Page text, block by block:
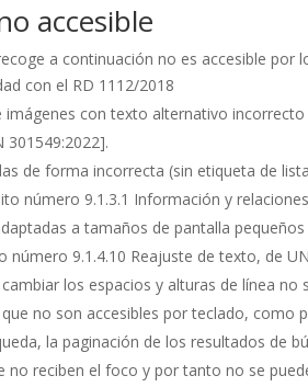
accesible
a continuación no es accesible por
con el RD 1112/2018
imágenes con texto alternativo
301549:2022].
de forma incorrecta (sin etiqueta de
número 9.1.3.1 Información y
a tamaños de pantalla
número 9.1.4.10 Reajuste de texto, de
los espacios y alturas de línea no
no son accesibles por teclado,
la paginación de los resultados de
no reciben el foco y por tanto no se